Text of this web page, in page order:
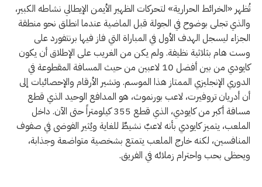
تُظهر «الخرائط الحرارية» لتحركات الظهير الأيمن الإيطالي نشاطه الكبير،
والذي تجلى بوضوح في الجولة قبل الماضية عندما انطلق نحو منطقة
الجزاء ليسجل الهدف الأول في المباراة التي فاز فيها برنتفورد على
وست هام بثلاثية نظيفة. ولم يكن من الغريب على الإطلاق أن يكون
كايودي من بين أفضل 10 لاعبين من حيث المسافة المقطوعة في
الدوري الإنجليزي الممتاز هذا الموسم. وتشير الأرقام والإحصائيات إلى
أن أدريان تروفيرت، لاعب بورنموث، هو المدافع الوحيد الذي قطع
مسافة أكبر من كايودي، الذي قطع 355 كيلومتراً حتى الآن. داخل
الملعب، يتميز كايودي بأنه لاعبٌ نشيطٌ للغاية ويُثير الفوضى في صفوف
المنافسين، لكنه خارج الملعب يتمتع بشخصية متواضعة وجذابة،
ويحظى بحب واحترام زملائه في الفريق.